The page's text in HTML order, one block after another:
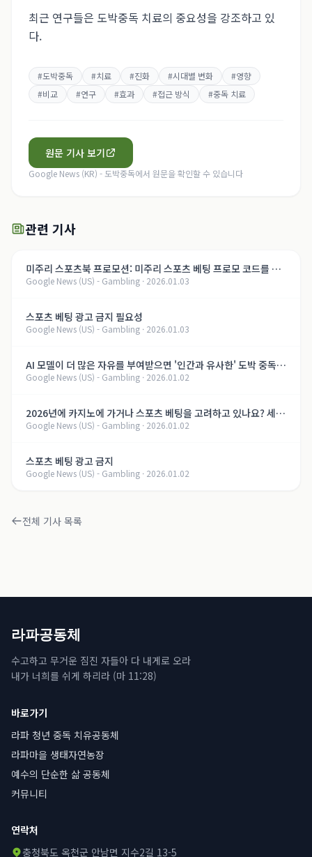
최근 연구들은 도박중독 치료의 중요성을 강조하고 있
다.
#도박중독 #치료 #진화 #시대별 변화 #영향
#비교 #연구 #효과 #접근 방식 #중독 치료
원문 기사 보기
Google News (KR) - 도박중독에서 원문을 확인할 수 있습니다
관련 기사
미주리 스포츠북 프로모션: 미주리 스포츠 베팅 프로모 코드를 통
해 최대 $3,000의 환영 보너스 받기
Google News (US) - Gambling · 2026.01.03
스포츠 베팅 광고 금지 필요성
Google News (US) - Gambling · 2026.01.03
AI 모델이 더 많은 자유를 부여받으면 '인간과 유사한' 도박 중독을
개발할 수 있다는 연구 결과
Google News (US) - Gambling · 2026.01.02
2026년에 카지노에 가거나 스포츠 베팅을 고려하고 있나요? 세금
이 증가할 수 있습니다.
Google News (US) - Gambling · 2026.01.02
스포츠 베팅 광고 금지
Google News (US) - Gambling · 2026.01.02
전체 기사 목록
라파공동체
수고하고 무거운 짐진 자들아 다 내게로 오라
내가 너희를 쉬게 하리라 (마 11:28)
바로가기
라파 청년 중독 치유공동체
라파마을 생태자연농장
예수의 단순한 삶 공동체
커뮤니티
연락처
충청북도 옥천군 안남면 지수2길 13-5